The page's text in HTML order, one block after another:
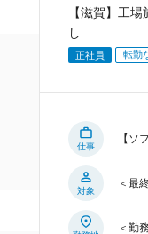
【滋賀】工
し
正社員 転勤
仕事
【ソ
対象
＜最
＜勤